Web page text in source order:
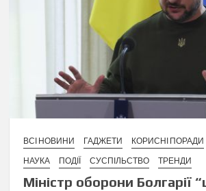
ВСІ НОВИНИ ГАДЖЕТИ КОРИСНІ ПОРАДИ
НАУКА
ПОДІЇ СУСПІЛЬСТВО ТРЕНДИ
Міністр оборони Болгарії